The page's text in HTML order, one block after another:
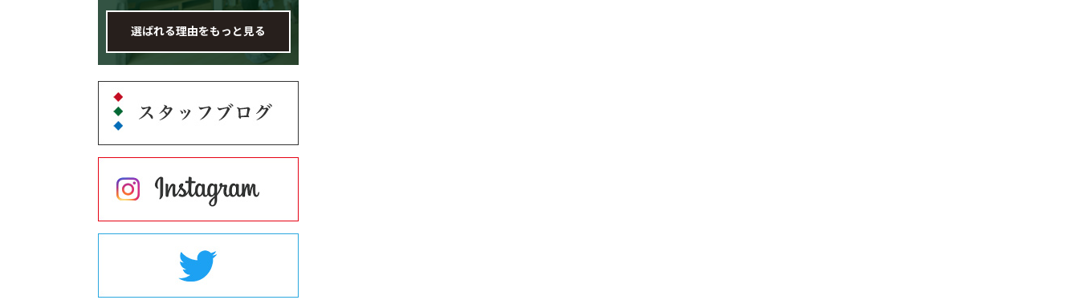
選ばれる理由をもっと見る